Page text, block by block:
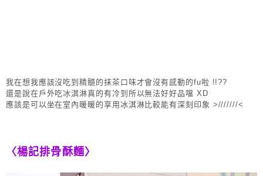
我在想我應該沒吃到精髓的抹茶口味才會沒有感動的fu啦 !!??
還是說在戶外吃冰淇淋真的有冷到所以無法好好品噹 XD
應該是可以坐在室內暖暖的享用冰淇淋比較能有深刻印象 >///////<
〈楊記排骨酥麵〉